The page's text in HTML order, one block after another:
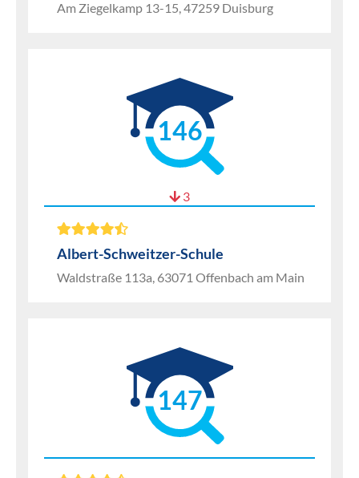
Am Ziegelkamp 13-15, 47259 Duisburg
146
3
Albert-Schweitzer-Schule
Waldstraße 113a, 63071 Offenbach am Main
147